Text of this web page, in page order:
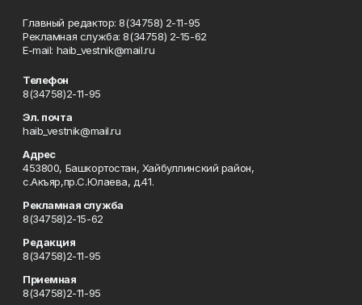
Главный редактор: 8(34758) 2-11-95
Рекламная служба: 8(34758) 2-15-62
Е-mаil: haib_vestnik@mail.ru
Телефон
8(34758)2-11-95
Эл. почта
haib_vestnik@mail.ru
Адрес
453800, Башкортостан, Хайбуллинский район,
с.Акъяр,пр.С.Юлаева, д.41.
Рекламная служба
8(34758)2-15-62
Редакция
8(34758)2-11-95
Приемная
8(34758)2-11-95